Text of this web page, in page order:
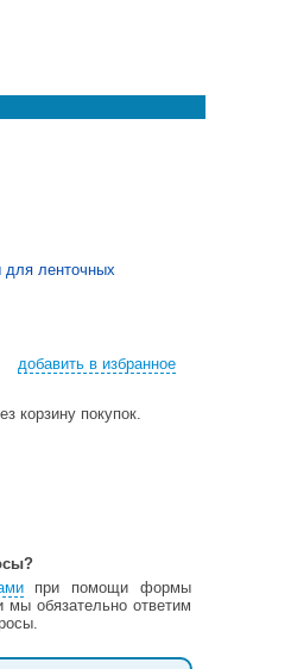
ленточных
добавить в избранное
корзину покупок.
при помощи формы
мы обязательно ответим